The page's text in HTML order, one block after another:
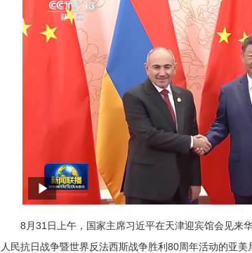
8月31日上午，国家主席习近平在天津迎宾馆会见来
人民抗日战争暨世界反法西斯战争胜利80周年活动的亚